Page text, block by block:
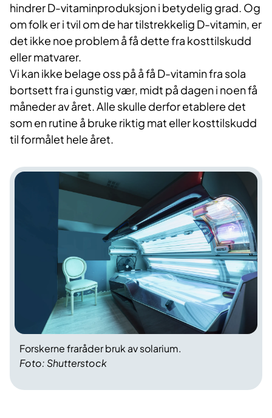
hindrer D-vitaminproduksjon i betydelig grad. Og
om folk er i tvil om de har tilstrekkelig D-vitamin, er
det ikke noe problem å få dette fra kosttilskudd
eller matvarer.
Vi kan ikke belage oss på å få D-vitamin fra sola
bortsett fra i gunstig vær, midt på dagen i noen få
måneder av året. Alle skulle derfor etablere det
som en rutine å bruke riktig mat eller kosttilskudd
til formålet hele året.
Foto: Shutterstock
Forskerne fraråder bruk av solarium.